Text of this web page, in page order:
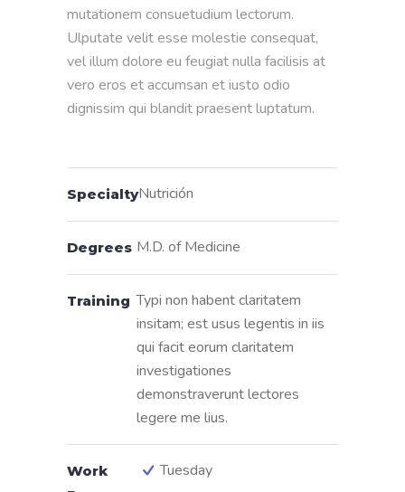
mutationem consuetudium lectorum.
Ulputate velit esse molestie consequat,
vel illum dolore eu feugiat nulla facilisis at
vero eros et accumsan et iusto odio
dignissim qui blandit praesent luptatum.
SpecialtyNutrición
Degrees M.D. of Medicine
Training Typi non habent claritatem
insitam; est usus legentis in iis
qui facit eorum claritatem
investigationes
demonstraverunt lectores
legere me lius.
Work
Tuesday